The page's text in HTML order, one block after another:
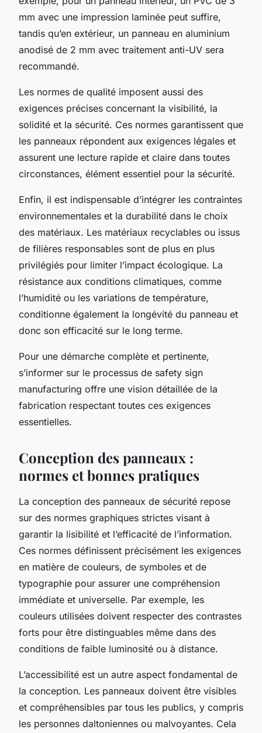
mm avec une impression laminée peut suffire,
tandis qu’en extérieur, un panneau en aluminium
anodisé de 2 mm avec traitement anti-UV sera
recommandé.
Les normes de qualité imposent aussi des
exigences précises concernant la visibilité, la
solidité et la sécurité. Ces normes garantissent que
les panneaux répondent aux exigences légales et
assurent une lecture rapide et claire dans toutes
circonstances, élément essentiel pour la sécurité.
Enfin, il est indispensable d’intégrer les contraintes
environnementales et la durabilité dans le choix
des matériaux. Les matériaux recyclables ou issus
de filières responsables sont de plus en plus
privilégiés pour limiter l’impact écologique. La
résistance aux conditions climatiques, comme
l’humidité ou les variations de température,
conditionne également la longévité du panneau et
donc son efficacité sur le long terme.
Pour une démarche complète et pertinente,
s’informer sur le processus de safety sign
manufacturing offre une vision détaillée de la
fabrication respectant toutes ces exigences
essentielles.
Conception des panneaux :
normes et bonnes pratiques
La conception des panneaux de sécurité repose
sur des normes graphiques strictes visant à
garantir la lisibilité et l’efficacité de l’information.
Ces normes définissent précisément les exigences
en matière de couleurs, de symboles et de
typographie pour assurer une compréhension
immédiate et universelle. Par exemple, les
couleurs utilisées doivent respecter des contrastes
forts pour être distinguables même dans des
conditions de faible luminosité ou à distance.
L’accessibilité est un autre aspect fondamental de
la conception. Les panneaux doivent être visibles
et compréhensibles par tous les publics, y compris
les personnes daltoniennes ou malvoyantes. Cela